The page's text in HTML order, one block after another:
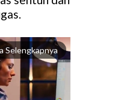
Selengkapnya